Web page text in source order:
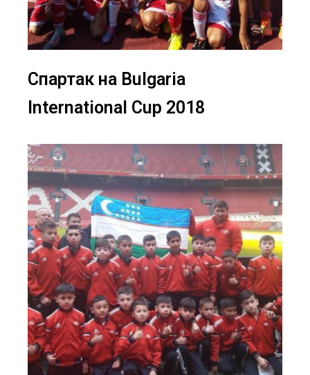
Спартак на Bulgaria
International Cup 2018